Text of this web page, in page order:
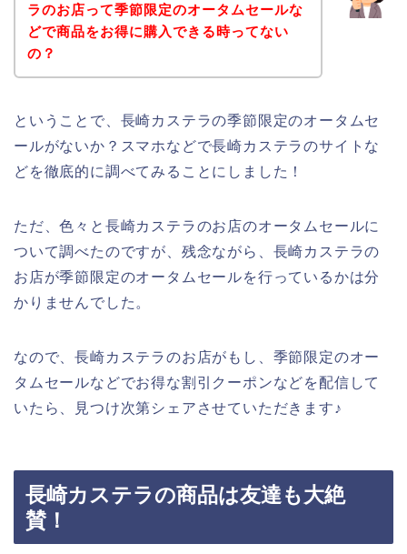
ラのお店って季節限定のオータムセールな
どで商品をお得に購入できる時ってない
の？
ということで、長崎カステラの季節限定のオータムセ
ールがないか？スマホなどで長崎カステラのサイトな
どを徹底的に調べてみることにしました！
ただ、色々と長崎カステラのお店のオータムセールに
ついて調べたのですが、残念ながら、長崎カステラの
お店が季節限定のオータムセールを行っているかは分
かりませんでした。
なので、長崎カステラのお店がもし、季節限定のオー
タムセールなどでお得な割引クーポンなどを配信して
いたら、見つけ次第シェアさせていただきます♪
長崎カステラの商品は友達も大絶
賛！